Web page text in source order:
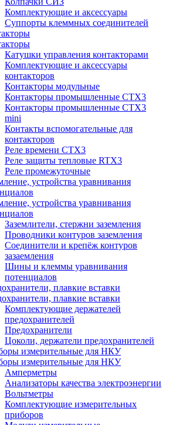
Комплектующие и аксессуары
Суппорты клеммных соединителей
Катушки управления контакторами
Комплектующие и аксессуары
контакторов
Контакторы модульные
Контакторы промышленные CTX3
Контакторы промышленные CTX3
mini
Контакты вспомогательные для
контакторов
Реле времени CTX3
Реле защиты тепловые RTX3
Реле промежуточные
устройства уравнивания
устройства уравнивания
Заземлители, стержни заземления
Проводники контуров заземления
Соединители и крепёж контуров
зазаемления
Шины и клеммы уравнивания
потенциалов
плавкие вставки
плавкие вставки
Комплектующие держателей
предохранителей
Предохранители
Цоколи, держатели предохранителей
измерительные для НКУ
измерительные для НКУ
Амперметры
Анализаторы качества электроэнергии
Вольтметры
Комплектующие измерительных
приборов